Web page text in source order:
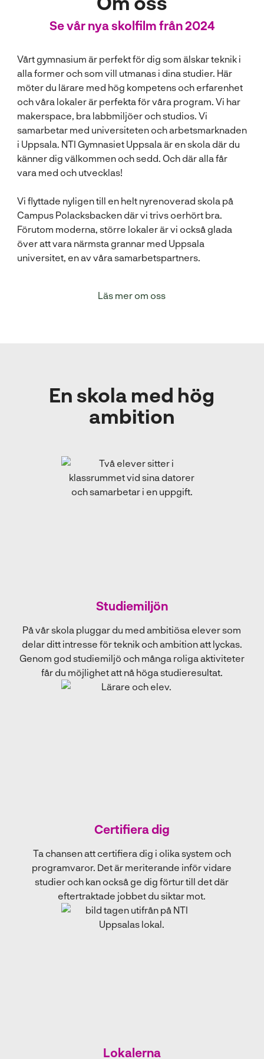
Se vår nya skolfilm från 2024
Vårt gymnasium är perfekt för dig som älskar teknik i
alla former och som vill utmanas i dina studier. Här
möter du lärare med hög kompetens och erfarenhet
och våra lokaler är perfekta för våra program. Vi har
makerspace, bra labbmiljöer och studios. Vi
samarbetar med universiteten och arbetsmarknaden
i Uppsala. NTI Gymnasiet Uppsala är en skola där du
känner dig välkommen och sedd. Och där alla får
vara med och utvecklas!
Vi flyttade nyligen till en helt nyrenoverad skola på
Campus Polacksbacken där vi trivs oerhört bra.
Förutom moderna, större lokaler är vi också glada
över att vara närmsta grannar med Uppsala
universitet, en av våra samarbetspartners.
Läs mer om oss
En skola med hög
ambition
Studiemiljön
På vår skola pluggar du med ambitiösa elever som
delar ditt intresse för teknik och ambition att lyckas.
Genom god studiemiljö och många roliga aktiviteter
får du möjlighet att nå höga studieresultat.
Certifiera dig
Ta chansen att certifiera dig i olika system och
programvaror. Det är meriterande inför vidare
studier och kan också ge dig förtur till det där
eftertraktade jobbet du siktar mot.
Lokalerna